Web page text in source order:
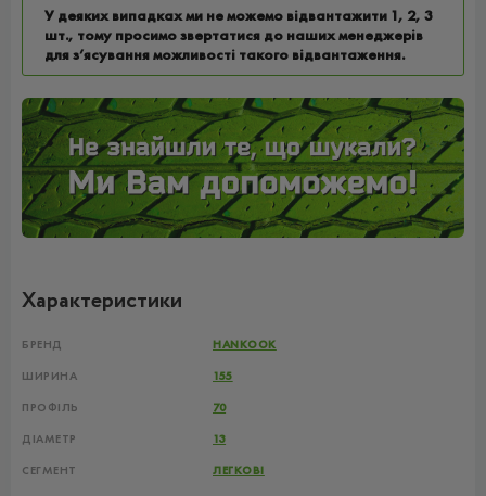
У деяких випадках ми не можемо відвантажити 1, 2, 3
шт., тому просимо звертатися до наших менеджерів
для з’ясування можливості такого відвантаження.
Характеристики
БРЕНД HANKOOK
ШИРИНА 155
ПРОФІЛЬ 70
ДІАМЕТР 13
СЕГМЕНТ ЛЕГКОВІ